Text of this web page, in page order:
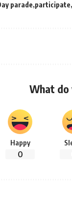
parade participate
What do
Happy
0